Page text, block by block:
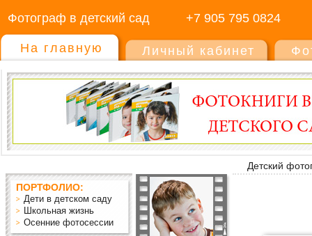
Фотограф в детский сад +7 905 795 0824
На главную Личный кабинет
Детский
ПОРТФОЛИО:
Дети в детском саду
Школьная жизнь
Осенние фотосессии